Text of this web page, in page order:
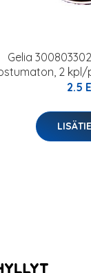
Gelia
2 kpl/
2.5